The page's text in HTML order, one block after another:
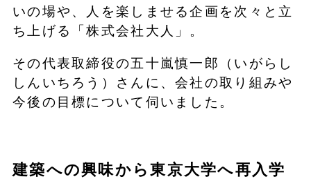
いの場や、人を楽しませる企画を次々と立
ち上げる「株式会社大人」。
その代表取締役の五十嵐慎一郎（いがらし
しんいちろう）さんに、会社の取り組みや
今後の目標について伺いました。
建築への興味から東京大学へ再入学